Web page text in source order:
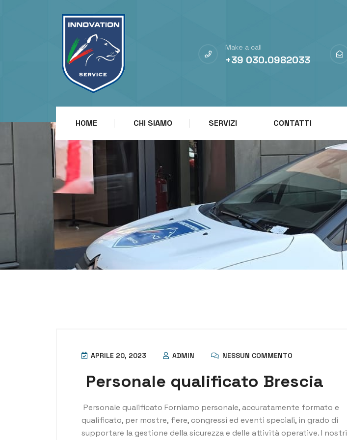
Make a call
+39 030.0982033
HOME CHI SIAMO SERVIZI CONTATTI
APRILE 20, 2023 ADMIN NESSUN COMMENTO
Personale qualificato Brescia
Personale qualificato Forniamo personale, accuratamente formato e
qualificato, per mostre, fiere, congressi ed eventi speciali, in grado di
supportare la gestione della sicurezza e delle attività operative. I nostri